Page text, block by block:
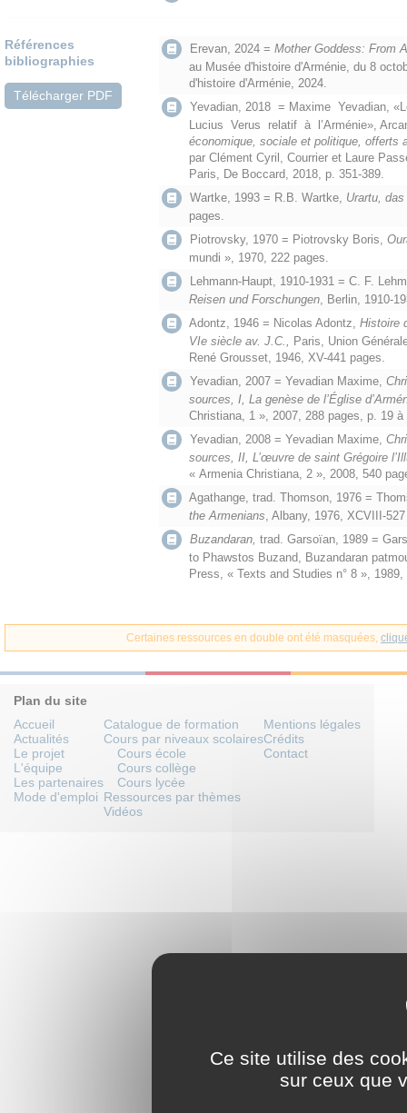
Références
bibliographies
Télécharger PDF
Erevan, 2024 = Mother Goddess: From
au Musée d'histoire d'Arménie, du 8
d'histoire d'Arménie, 2024.
Yevadian, 2018 = Maxime Yevadian,
Lucius Verus relatif à l’Arménie»,
économique, sociale et politique, offerts
par Clément Cyril, Courrier et Laure
Paris, De Boccard, 2018, p. 351-389.
Wartke, 1993 = R.B. Wartke, Urartu,
pages.
Piotrovsky, 1970 = Piotrovsky Boris,
mundi », 1970, 222 pages.
Lehmann-Haupt, 1910-1931 = C. F.
Reisen und Forschungen, Berlin, 1910-
Adontz, 1946 = Nicolas Adontz, Histoire
VIe siècle av. J.C., Paris, Union
René Grousset, 1946, XV-441 pages.
Yevadian, 2007 = Yevadian Maxime,
sources, I, La genèse de l’Église
Christiana, 1 », 2007, 288 pages, p. 19 à
Yevadian, 2008 = Yevadian Maxime,
sources, II, L’œuvre de saint Grégoire
« Armenia Christiana, 2 », 2008, 540
Agathange, trad. Thomson, 1976 =
the Armenians, Albany, 1976, XCVIII-
Buzandaran, trad. Garsoïan, 1989 =
to Phawstos Buzand, Buzandaran
Press, « Texts and Studies n° 8 », 1989,
Certaines ressources en double ont été masquées,
Plan du site
Accueil
Actualités
Le projet
L'équipe
Les partenaires
Mode d'emploi
Catalogue de formation
Cours par niveaux scolaires
Cours école
Cours collège
Cours lycée
Ressources par thèmes
Vidéos
Mentions légales
Crédits
Contact
Ce site utilise des
sur ceux que